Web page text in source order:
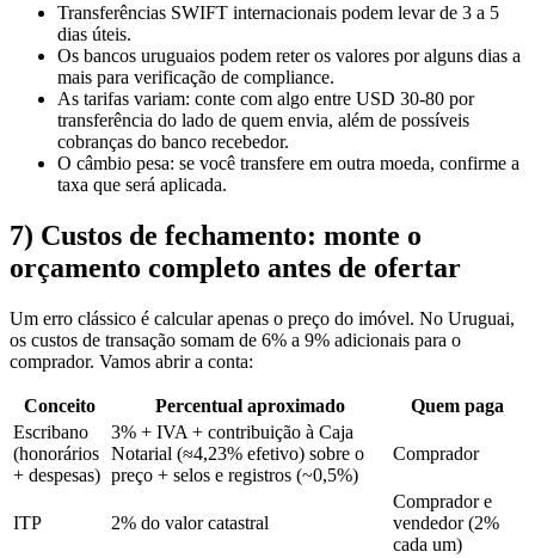
Transferências SWIFT internacionais podem levar de 3 a 5
dias úteis.
Os bancos uruguaios podem reter os valores por alguns dias a
mais para verificação de compliance.
As tarifas variam: conte com algo entre USD 30-80 por
transferência do lado de quem envia, além de possíveis
cobranças do banco recebedor.
O câmbio pesa: se você transfere em outra moeda, confirme a
taxa que será aplicada.
7) Custos de fechamento: monte o
orçamento completo antes de ofertar
Um erro clássico é calcular apenas o preço do imóvel. No Uruguai,
os custos de transação somam de 6% a 9% adicionais para o
comprador. Vamos abrir a conta:
Conceito Percentual aproximado
Quem paga
Escribano
(honorários
+ despesas)
3% + IVA + contribuição à Caja
Notarial (≈4,23% efetivo) sobre o
preço + selos e registros (~0,5%)
Comprador
ITP 2% do valor catastral
Comprador e
vendedor (2%
cada um)